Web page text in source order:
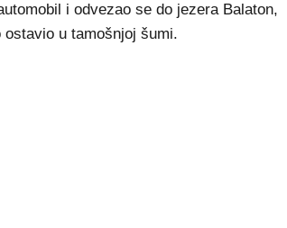
i odvezao se do jezera Balaton,
u tamošnjoj šumi.